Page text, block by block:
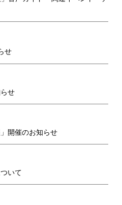
せ
せ
開催のお知らせ
いて